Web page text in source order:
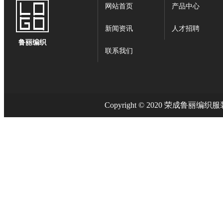
鲁丽编织
网站首页 产品中心
新闻资讯 人才招聘
联系我们
Copyright © 2020 荣成鲁丽编织